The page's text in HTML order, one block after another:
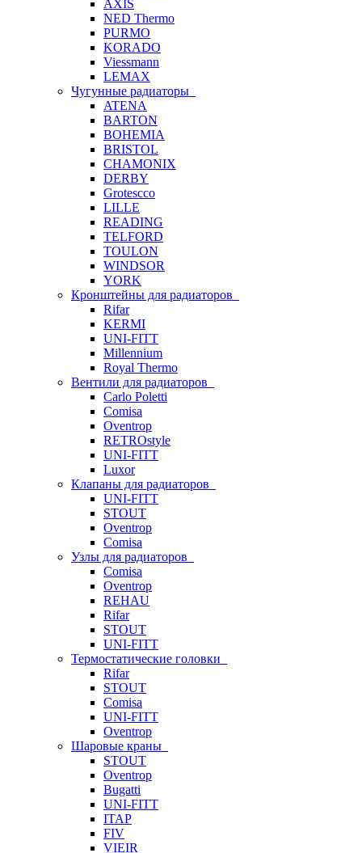
AXIS
NED Thermo
PURMO
KORADO
Viessmann
LEMAX
Чугунные радиаторы
ATENA
BARTON
BOHEMIA
BRISTOL
CHAMONIX
DERBY
Grotescco
LILLE
READING
TELFORD
TOULON
WINDSOR
YORK
Кронштейны для радиаторов
Rifar
KERMI
UNI-FITT
Millennium
Royal Thermo
Вентили для радиаторов
Carlo Poletti
Comisa
Oventrop
RETROstyle
UNI-FITT
Luxor
Клапаны для радиаторов
UNI-FITT
STOUT
Oventrop
Comisa
Узлы для радиаторов
Comisa
Oventrop
REHAU
Rifar
STOUT
UNI-FITT
Термостатические головки
Rifar
STOUT
Comisa
UNI-FITT
Oventrop
Шаровые краны
STOUT
Oventrop
Bugatti
UNI-FITT
ITAP
FIV
VIEIR